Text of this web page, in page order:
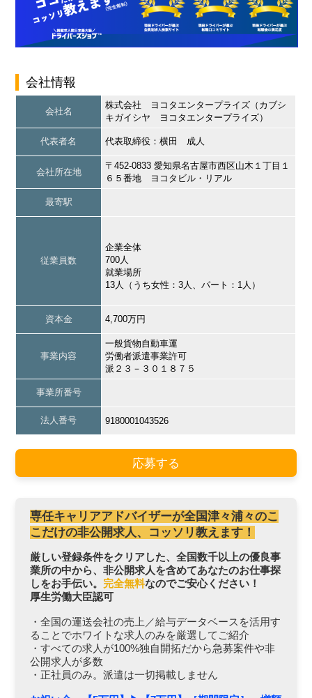
会社情報
会社名
株式会社 ヨコタエンタープライズ（カブシ
キガイシヤ ヨコタエンタープライズ）
代表者名 代表取締役：横田 成人
会社所在地
〒452-0833 愛知県名古屋市西区山木１丁目１
６５番地 ヨコタビル・リアル
最寄駅
従業員数
企業全体
700人
就業場所
13人（うち女性：3人、パート：1人）
資本金 4,700万円
事業内容
一般貨物自動車運
労働者派遣事業許可
派２３－３０１８７５
事業所番号
法人番号 9180001043526
応募する
専任キャリアアドバイザーが全国津々浦々のこ
こだけの非公開求人、コッソリ教えます！
厳しい登録条件をクリアした、全国数千以上の優良事
業所の中から、非公開求人を含めてあなたのお仕事探
しをお手伝い。 完全無料なのでご安心ください！
厚生労働大臣認可
・全国の運送会社の売上／給与データベースを活用す
ることでホワイトな求人のみを厳選してご紹介
・すべての求人が100%独自開拓だから急募案件や非
公開求人が多数
・正社員のみ。派遣は一切掲載しません